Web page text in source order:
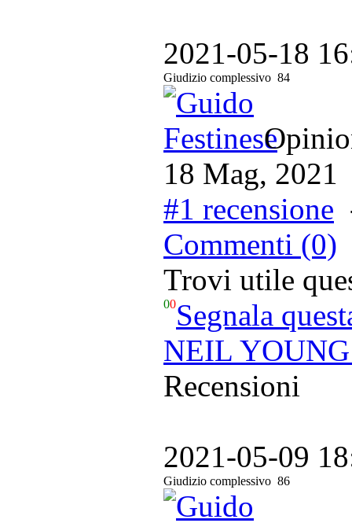
2021-05-18
Giudizio complessivo 84
18 Mag, 2021
#1 recensione
Commenti (0)
Trovi utile
00Segnala
NEIL YOUNG
Recensioni
2021-05-09
Giudizio complessivo 86